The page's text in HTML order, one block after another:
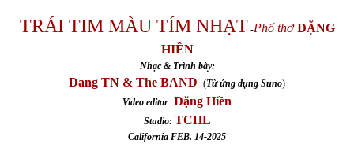
TRÁI TIM MÀU TÍM NHẠT -Phổ thơ ĐẶNG
HIỀN
Nhạc & Trình bày:
Dang TN & The BAND (Từ ứng dụng Suno)
Video editor: Đặng Hiền
Studio: TCHL
California FEB. 14-2025